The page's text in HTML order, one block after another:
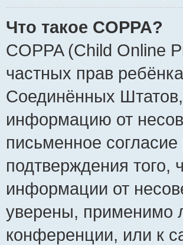
Что такое COPPA?
COPPA (Child Online
частных прав
Соединённых
информацию от
письменное
подтверждения того,
информации от
уверены, применимо
конференции, или к